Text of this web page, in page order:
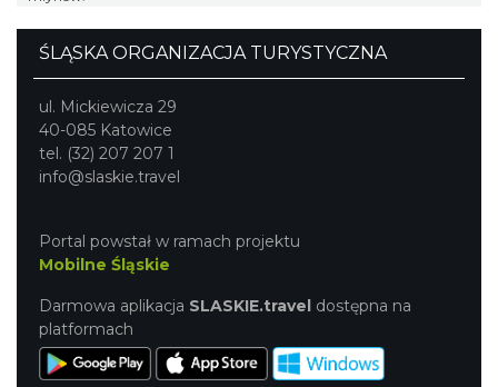
ŚLĄSKA ORGANIZACJA TURYSTYCZNA
ul. Mickiewicza 29
40-085 Katowice
tel. (32) 207 207 1
info@slaskie.travel
Portal powstał w ramach projektu
Mobilne Śląskie
Darmowa aplikacja SLASKIE.travel dostępna na
platformach